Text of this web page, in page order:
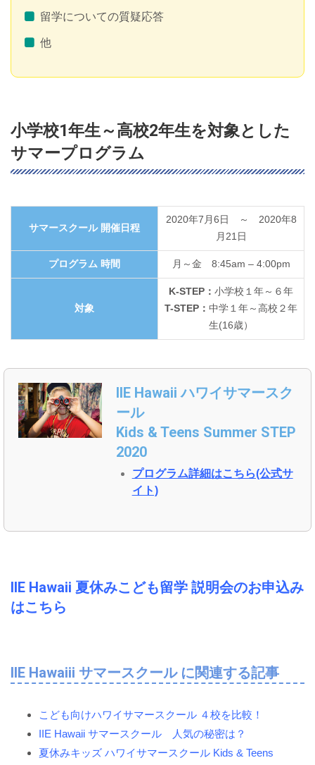
留学についての質疑応答
他
小学校1年生～高校2年生を対象とした
サマープログラム
サマースクール 開催日程
2020年7月6日 ～ 2020年8
月21日
プログラム 時間 月～金 8:45am – 4:00pm
対象
K-STEP： 小学校１年～６年
T-STEP： 中学１年～高校２年
生(16歳）
IIE Hawaii ハワイサマースク
ール
Kids & Teens Summer STEP
2020
プログラム詳細はこちら(公式サ
イト)
IIE Hawaii 夏休みこども留学 説明会のお申込み
はこちら
IIE Hawaiii サマースクール に関連する記事
こども向けハワイサマースクール ４校を比較！
IIE Hawaii サマースクール 人気の秘密は？
夏休みキッズ ハワイサマースクール Kids & Teens